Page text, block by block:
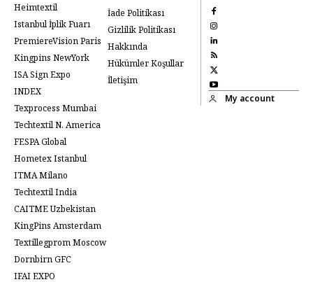
Heimtextil
Istanbul İplik Fuarı
PremiereVision Paris
Kingpins NewYork
ISA Sign Expo
INDEX
Texprocess Mumbai
Techtextil N. America
FESPA Global
Hometex Istanbul
ITMA Milano
Techtextil India
CAITME Uzbekistan
KingPins Amsterdam
Textillegprom Moscow
Dornbirn GFC
IFAI EXPO
İade Politikası
Gizlilik Politikası
Hakkında
Hükümler Koşullar
İletişim
My account